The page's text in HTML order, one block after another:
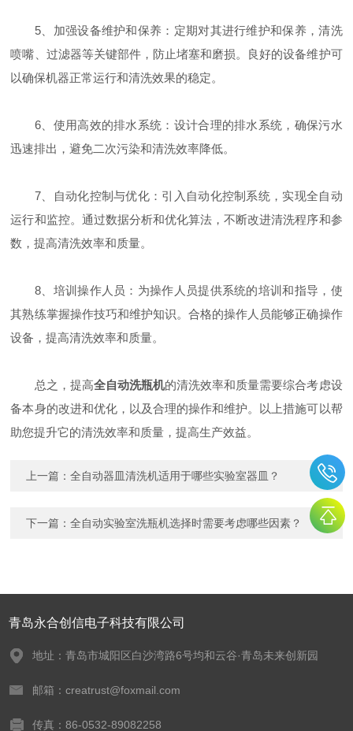
5、加强设备维护和保养：定期对其进行维护和保养，清洗
喷嘴、过滤器等关键部件，防止堵塞和磨损。良好的设备维护可
以确保机器正常运行和清洗效果的稳定。
6、使用高效的排水系统：设计合理的排水系统，确保污水
迅速排出，避免二次污染和清洗效率降低。
7、自动化控制与优化：引入自动化控制系统，实现全自动
运行和监控。通过数据分析和优化算法，不断改进清洗程序和参
数，提高清洗效率和质量。
8、培训操作人员：为操作人员提供系统的培训和指导，使
其熟练掌握操作技巧和维护知识。合格的操作人员能够正确操作
设备，提高清洗效率和质量。
总之，提高全自动洗瓶机的清洗效率和质量需要综合考虑设
备本身的改进和优化，以及合理的操作和维护。以上措施可以帮
助您提升它的清洗效率和质量，提高生产效益。
上一篇：全自动器皿清洗机适用于哪些实验室器皿？
下一篇：全自动实验室洗瓶机选择时需要考虑哪些因素？
青岛永合创信电子科技有限公司
地址：青岛市城阳区白沙湾路6号均和云谷·青岛未来创新园
邮箱：creatrust@foxmail.com
传真：86-0532-89082258